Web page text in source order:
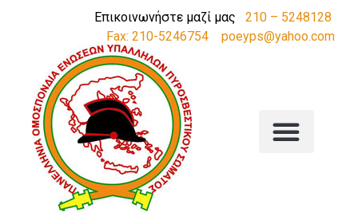
Επικοινωνήστε μαζί μας 210 – 5248128
Fax: 210-5246754
poeyps@yahoo.com